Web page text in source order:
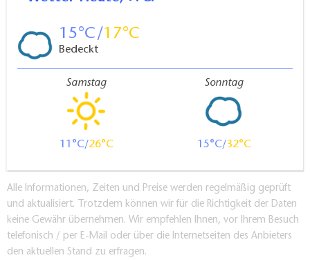
15 17
Bedeckt
Samstag
11 26
Sonntag
15 32
Alle Informationen, Zeiten und Preise werden regelmäßig geprüft
und aktualisiert. Trotzdem können wir für die Richtigkeit der Daten
keine Gewähr übernehmen. Wir empfehlen Ihnen, vor Ihrem Besuch
telefonisch / per E-Mail oder über die Internetseiten des Anbieters
den aktuellen Stand zu erfragen.